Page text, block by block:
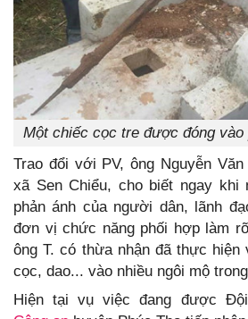
Một chiếc cọc tre được đóng vào
Trao đổi với PV, ông Nguyễn
xã Sen Chiểu, cho biết ngay khi
phản ánh của người dân, lãnh
đơn vị chức năng phối hợp làm
ông T. có thừa nhận đã thực hiện
cọc, dao... vào nhiều ngôi mộ
Hiện tại vụ việc đang được